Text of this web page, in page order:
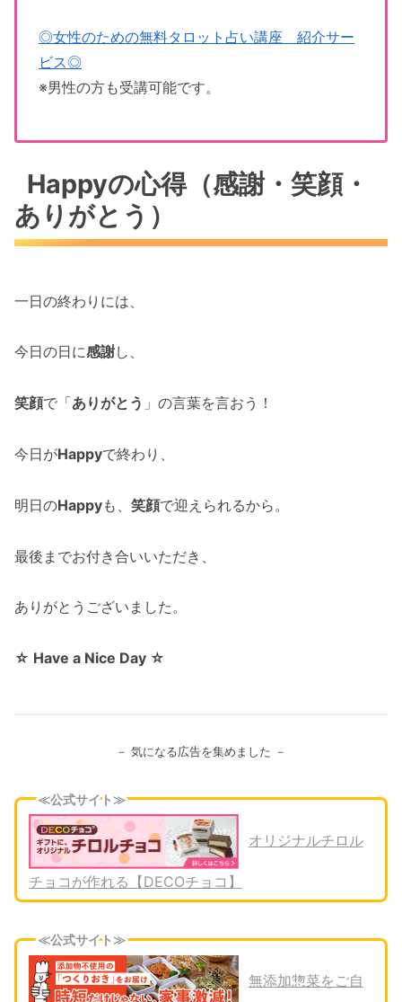
◎女性のための無料タロット占い講座 紹介サー
ビス◎
※男性の方も受講可能です。
Happyの心得（感謝・笑顔・
ありがとう）
一日の終わりには、
今日の日に感謝し、
笑顔で「ありがとう 」の言葉を言おう！
今日がHappyで終わり、
明日のHappyも、 笑顔で迎えられるから。
最後までお付き合いいただき、
ありがとうございました。
☆ Have a Nice Day ☆
－ 気になる広告を集めました －
≪公式サイト≫
オリジナルチロル
チョコが作れる【DECOチョコ】
≪公式サイト≫
無添加惣菜をご自